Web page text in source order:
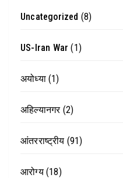
Uncategorized (8)
US-Iran War (1)
अयोध्या(1)
अहिल्यानगर(2)
आंतरराष्ट्रीय (91)
आरोग्य(18)